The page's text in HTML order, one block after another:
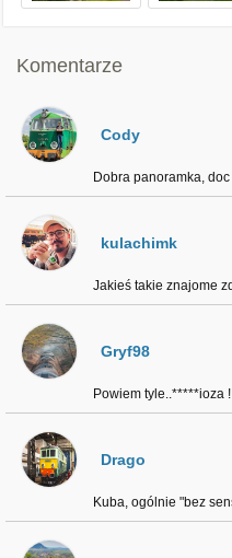
Komentarze
Cody
Dobra panoramka, doc
kulachimk
Jakieś takie znajome
Gryf98
Powiem tyle..*****ioza
Drago
Kuba, ogólnie "bez